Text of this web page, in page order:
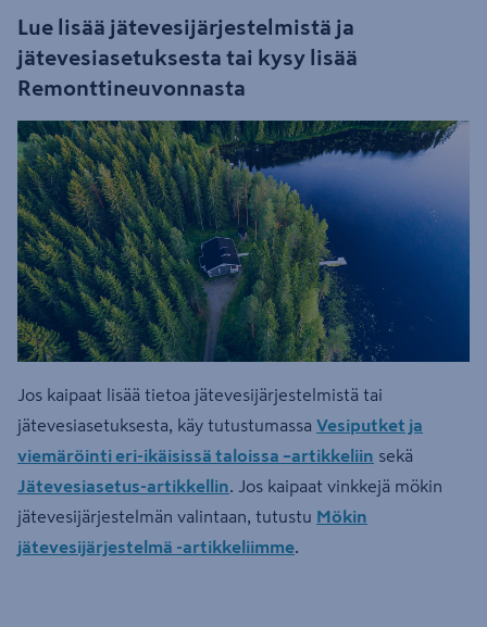
Lue lisää jätevesijärjestelmistä ja
jätevesiasetuksesta tai kysy lisää
Remonttineuvonnasta
Jos kaipaat lisää tietoa jätevesijärjestelmistä tai
jätevesiasetuksesta, käy tutustumassa Vesiputket ja
viemäröinti eri-ikäisissä taloissa –artikkeliin sekä
Jätevesiasetus-artikkellin . Jos kaipaat vinkkejä mökin
jätevesijärjestelmän valintaan, tutustu Mökin
jätevesijärjestelmä -artikkeliimme